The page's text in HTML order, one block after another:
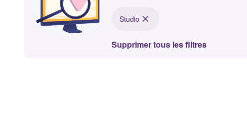
Studio
Supprimer tous les filtres